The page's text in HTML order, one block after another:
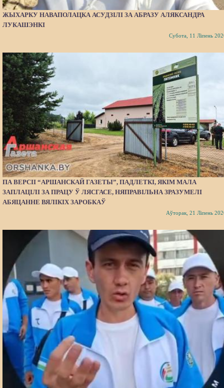
ЖЫХАРКУ НАВАПОЛАЦКА АСУДЗІЛІ ЗА АБРАЗУ АЛЯКСАНДРА
ЛУКАШЭНКІ
Субота, 11 Ліпень
ПА ВЕРСІІ “АРШАНСКАЙ ГАЗЕТЫ”, ПАДЛЕТКІ, ЯКІМ МАЛА
ЗАПЛАЦІЛІ ЗА ПРАЦУ Ў ЛЯСГАСЕ, НЯПРАВІЛЬНА ЗРАЗУМЕЛІ
АБЯЦАННЕ ВЯЛІКІХ ЗАРОБКАЎ
Аўторак, 21 Ліпень